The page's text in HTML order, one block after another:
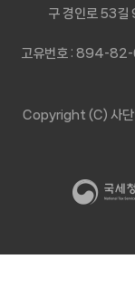
구 경인로 53길
고유번호 : 894-
Copyright (C) 사단